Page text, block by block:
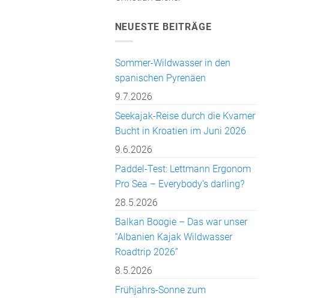
NEUESTE BEITRÄGE
Sommer-Wildwasser in den
spanischen Pyrenäen
9.7.2026
Seekajak-Reise durch die Kvarner
Bucht in Kroatien im Juni 2026
9.6.2026
Paddel-Test: Lettmann Ergonom
Pro Sea – Everybody’s darling?
28.5.2026
Balkan Boogie – Das war unser
“Albanien Kajak Wildwasser
Roadtrip 2026”
8.5.2026
Frühjahrs-Sonne zum